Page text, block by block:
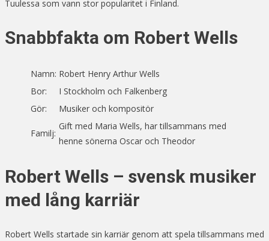
Tuulessa som vann stor popularitet i Finland.
Snabbfakta om Robert Wells
Namn: Robert Henry Arthur Wells
Bor:
I Stockholm och Falkenberg
Gör:
Musiker och kompositör
Familj:
Gift med Maria Wells, har tillsammans med
henne sönerna Oscar och Theodor
Robert Wells – svensk musiker
med lång karriär
Robert Wells startade sin karriär genom att spela tillsammans med